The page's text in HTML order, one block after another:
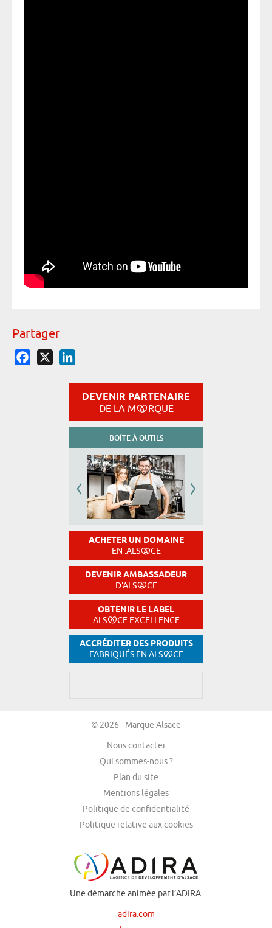
Partager
Facebook
DEVENIR PARTENAIRE
DE LA M RQUE
BOÎTE À OUTILS
ACHETER UN DOMAINE
EN .ALS CE
DEVENIR AMBASSADEUR
D'ALS CE
OBTENIR LE LABEL
ALS CE EXCELLENCE
ACCRÉDITER DES PRODUITS
FABRIQUÉS EN ALS CE
© 2026 - Marque Alsace
Nous contacter
Qui sommes-nous ?
Plan du site
Mentions légales
Politique de confidentialité
Politique relative aux cookies
Une démarche animée par l’ADIRA.
adira.com